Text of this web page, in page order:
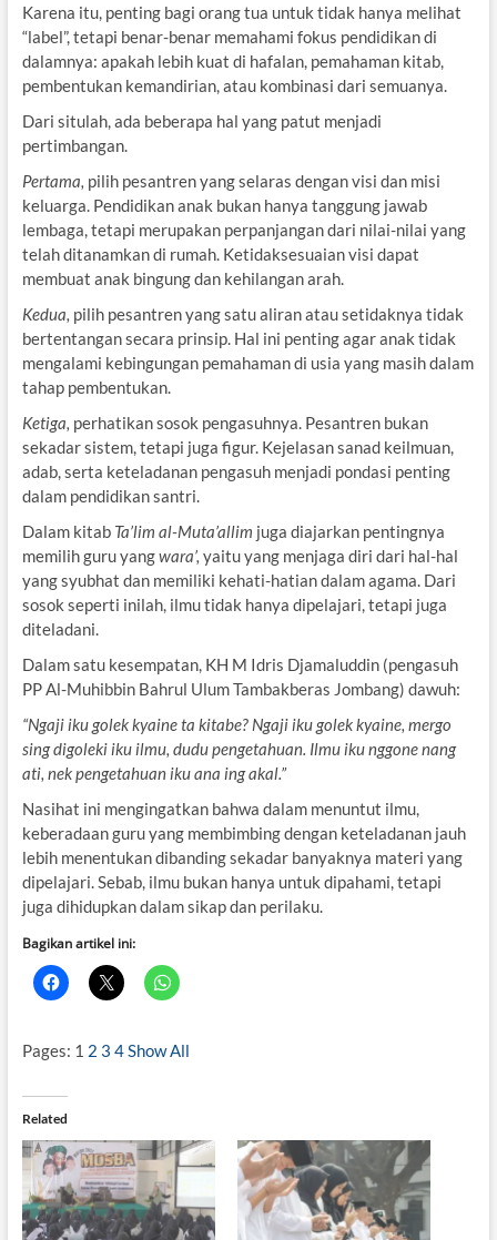
Karena itu, penting bagi orang tua untuk tidak hanya melihat
“label”, tetapi benar-benar memahami fokus pendidikan di
dalamnya: apakah lebih kuat di hafalan, pemahaman kitab,
pembentukan kemandirian, atau kombinasi dari semuanya.
Dari situlah, ada beberapa hal yang patut menjadi
pertimbangan.
Pertama, pilih pesantren yang selaras dengan visi dan misi
keluarga. Pendidikan anak bukan hanya tanggung jawab
lembaga, tetapi merupakan perpanjangan dari nilai-nilai yang
telah ditanamkan di rumah. Ketidaksesuaian visi dapat
membuat anak bingung dan kehilangan arah.
Kedua, pilih pesantren yang satu aliran atau setidaknya tidak
bertentangan secara prinsip. Hal ini penting agar anak tidak
mengalami kebingungan pemahaman di usia yang masih dalam
tahap pembentukan.
Ketiga, perhatikan sosok pengasuhnya. Pesantren bukan
sekadar sistem, tetapi juga figur. Kejelasan sanad keilmuan,
adab, serta keteladanan pengasuh menjadi pondasi penting
dalam pendidikan santri.
Dalam kitab Ta’lim al-Muta’allim juga diajarkan pentingnya
memilih guru yangwara’, yaitu yang menjaga diri dari hal-hal
yang syubhat dan memiliki kehati-hatian dalam agama. Dari
sosok seperti inilah, ilmu tidak hanya dipelajari, tetapi juga
diteladani.
Dalam satu kesempatan, KH M Idris Djamaluddin (pengasuh
PP Al-Muhibbin Bahrul Ulum Tambakberas Jombang) dawuh:
“Ngaji iku golek kyaine ta kitabe? Ngaji iku golek kyaine, mergo
sing digoleki iku ilmu, dudu pengetahuan. Ilmu iku nggone nang
ati, nek pengetahuan iku ana ing akal.”
Nasihat ini mengingatkan bahwa dalam menuntut ilmu,
keberadaan guru yang membimbing dengan keteladanan jauh
lebih menentukan dibanding sekadar banyaknya materi yang
dipelajari. Sebab, ilmu bukan hanya untuk dipahami, tetapi
juga dihidupkan dalam sikap dan perilaku.
Bagikan artikel ini:
Pages: 1 2 3 4 Show All
Related